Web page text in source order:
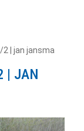
| jan jansma
| JAN